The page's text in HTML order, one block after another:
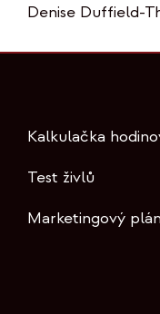
Denise Duffield-
Kalkulačka
Test živlů
Marketingový plán